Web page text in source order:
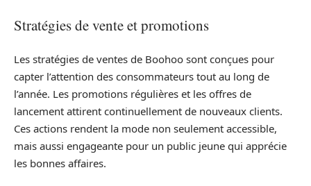
Stratégies de vente et promotions
Les stratégies de ventes de Boohoo sont conçues pour
capter l’attention des consommateurs tout au long de
l’année. Les promotions régulières et les offres de
lancement attirent continuellement de nouveaux clients.
Ces actions rendent la mode non seulement accessible,
mais aussi engageante pour un public jeune qui apprécie
les bonnes affaires.